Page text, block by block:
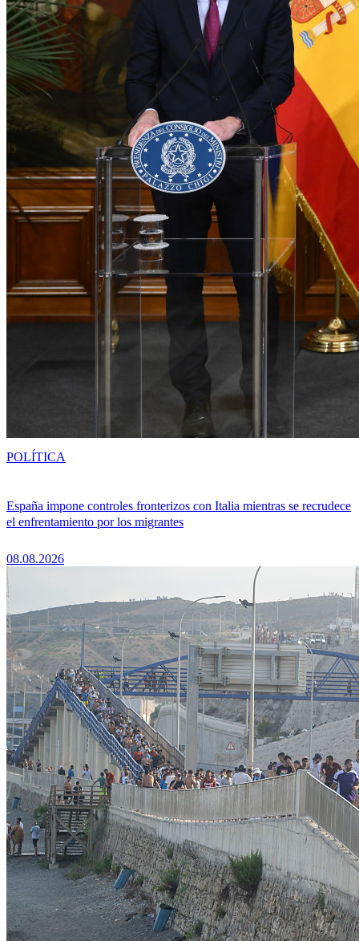
España impone controles fronterizos con Italia mientras se recrudece
el enfrentamiento por los migrantes
08.08.2026
POLÍTICA